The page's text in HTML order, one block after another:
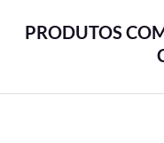
PRODUTOS